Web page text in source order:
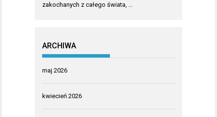
zakochanych z całego świata, …
ARCHIWA
maj 2026
kwiecień 2026